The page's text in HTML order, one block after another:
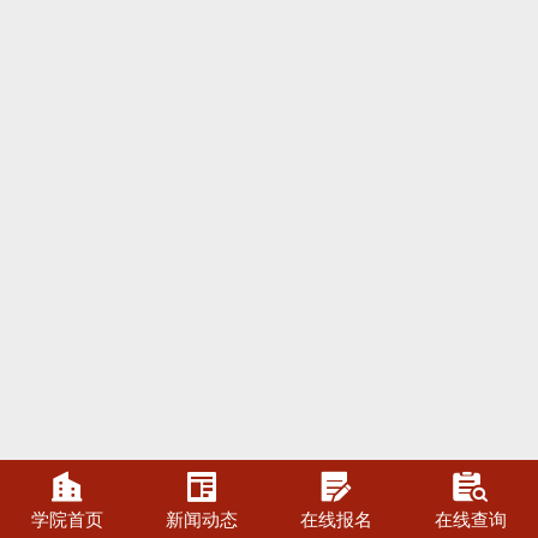

学院首页

新闻动态

在线报名

在线查询